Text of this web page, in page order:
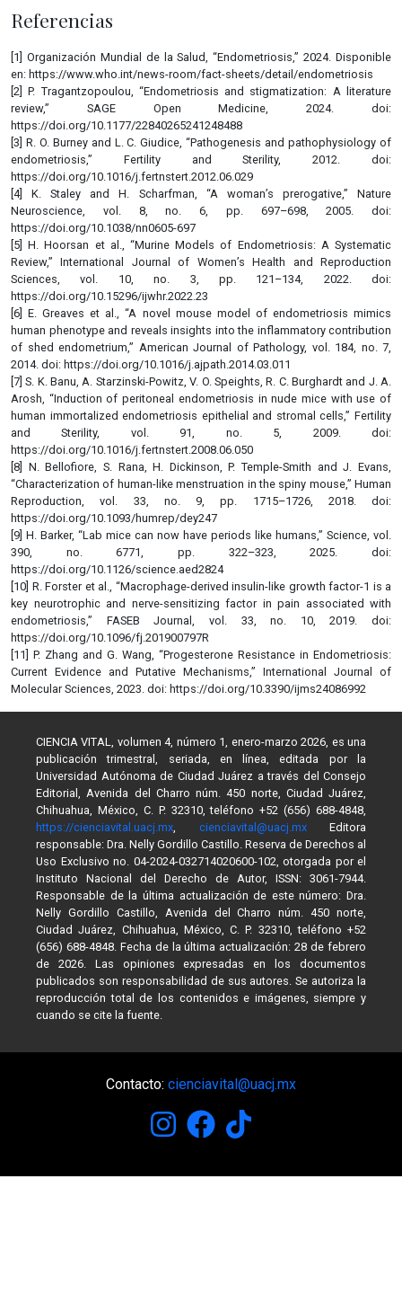
Referencias
[1] Organización Mundial de la Salud, “Endometriosis,” 2024. Disponible
en: https://www.who.int/news-room/fact-sheets/detail/endometriosis
[2] P. Tragantzopoulou, “Endometriosis and stigmatization: A literature
review,” SAGE Open Medicine, 2024. doi:
https://doi.org/10.1177/22840265241248488
[3] R. O. Burney and L. C. Giudice, “Pathogenesis and pathophysiology of
endometriosis,” Fertility and Sterility, 2012. doi:
https://doi.org/10.1016/j.fertnstert.2012.06.029
[4] K. Staley and H. Scharfman, “A woman’s prerogative,” Nature
Neuroscience, vol. 8, no. 6, pp. 697–698, 2005. doi:
https://doi.org/10.1038/nn0605-697
[5] H. Hoorsan et al., “Murine Models of Endometriosis: A Systematic
Review,” International Journal of Women’s Health and Reproduction
Sciences, vol. 10, no. 3, pp. 121–134, 2022. doi:
https://doi.org/10.15296/ijwhr.2022.23
[6] E. Greaves et al., “A novel mouse model of endometriosis mimics
human phenotype and reveals insights into the inflammatory contribution
of shed endometrium,” American Journal of Pathology, vol. 184, no. 7,
2014. doi: https://doi.org/10.1016/j.ajpath.2014.03.011
[7] S. K. Banu, A. Starzinski-Powitz, V. O. Speights, R. C. Burghardt and J. A.
Arosh, “Induction of peritoneal endometriosis in nude mice with use of
human immortalized endometriosis epithelial and stromal cells,” Fertility
and Sterility, vol. 91, no. 5, 2009. doi:
https://doi.org/10.1016/j.fertnstert.2008.06.050
[8] N. Bellofiore, S. Rana, H. Dickinson, P. Temple-Smith and J. Evans,
“Characterization of human-like menstruation in the spiny mouse,” Human
Reproduction, vol. 33, no. 9, pp. 1715–1726, 2018. doi:
https://doi.org/10.1093/humrep/dey247
[9] H. Barker, “Lab mice can now have periods like humans,” Science, vol.
390, no. 6771, pp. 322–323, 2025. doi:
https://doi.org/10.1126/science.aed2824
[10] R. Forster et al., “Macrophage-derived insulin-like growth factor-1 is a
key neurotrophic and nerve-sensitizing factor in pain associated with
endometriosis,” FASEB Journal, vol. 33, no. 10, 2019. doi:
https://doi.org/10.1096/fj.201900797R
[11] P. Zhang and G. Wang, “Progesterone Resistance in Endometriosis:
Current Evidence and Putative Mechanisms,” International Journal of
Molecular Sciences, 2023. doi: https://doi.org/10.3390/ijms24086992
CIENCIA VITAL, volumen 4, número 1, enero-marzo 2026, es una
publicación trimestral, seriada, en línea, editada por la
Universidad Autónoma de Ciudad Juárez a través del Consejo
Editorial, Avenida del Charro núm. 450 norte, Ciudad Juárez,
Chihuahua, México, C. P. 32310, teléfono +52 (656) 688-4848,
https://cienciavital.uacj.mx
cienciavital@uacj.mxEditora
responsable: Dra. Nelly Gordillo Castillo. Reserva de Derechos al
Uso Exclusivo no. 04-2024-032714020600-102, otorgada por el
Instituto Nacional del Derecho de Autor, ISSN: 3061-7944.
Responsable de la última actualización de este número: Dra.
Nelly Gordillo Castillo, Avenida del Charro núm. 450 norte,
Ciudad Juárez, Chihuahua, México, C. P. 32310, teléfono +52
(656) 688-4848. Fecha de la última actualización: 28 de febrero
de 2026. Las opiniones expresadas en los documentos
publicados son responsabilidad de sus autores. Se autoriza la
reproducción total de los contenidos e imágenes, siempre y
cuando se cite la fuente.
Contacto: cienciavital@uacj.mx